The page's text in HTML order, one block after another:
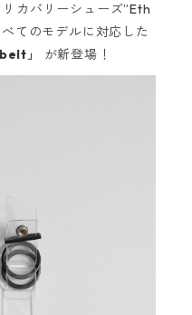
カバリーシューズ”Eth
てのモデルに対応した
」
が新登場！